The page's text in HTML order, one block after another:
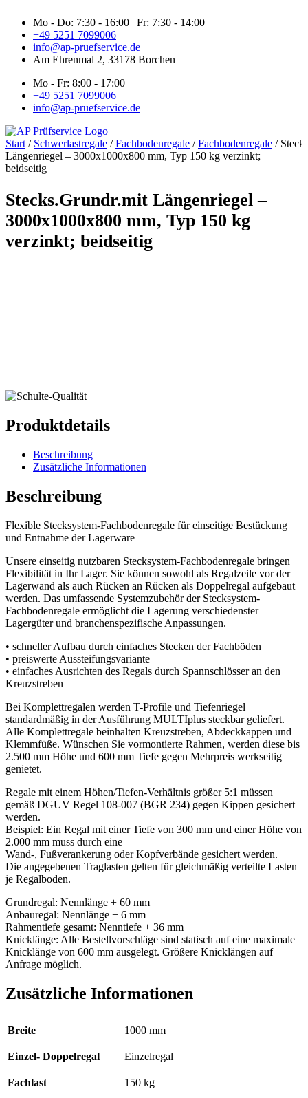
Inhalt
springen
Mo - Do: 7:30 - 16:00 | Fr: 7:30 - 14:00
+49 5251 7099006
info@ap-pruefservice.de
Am Ehrenmal 2, 33178 Borchen
Mo - Fr: 8:00 - 17:00
+49 5251 7099006
info@ap-pruefservice.de
Start / Schwerlastregale /Fachbodenregale /Fachbodenregale /
Längenriegel – 3000x1000x800 mm, Typ 150 kg verzinkt;
beidseitig
Stecks.Grundr.mit Längenriegel –
3000x1000x800 mm, Typ 150 kg
verzinkt; beidseitig
Produktdetails
Beschreibung
Zusätzliche Informationen
Beschreibung
Flexible Stecksystem-Fachbodenregale für einseitige Bestückung
und Entnahme der Lagerware
Unsere einseitig nutzbaren Stecksystem-Fachbodenregale bringen
Flexibilität in Ihr Lager. Sie können sowohl als Regalzeile vor der
Lagerwand als auch Rücken an Rücken als Doppelregal aufgebaut
werden. Das umfassende Systemzubehör der Stecksystem-
Fachbodenregale ermöglicht die Lagerung verschiedenster
Lagergüter und branchenspezifische Anpassungen.
• schneller Aufbau durch einfaches Stecken der Fachböden
• preiswerte Aussteifungsvariante
• einfaches Ausrichten des Regals durch Spannschlösser an den
Kreuzstreben
Bei Komplettregalen werden T-Profile und Tiefenriegel
standardmäßig in der Ausführung MULTIplus steckbar geliefert.
Alle Komplettregale beinhalten Kreuzstreben, Abdeckkappen und
Klemmfüße. Wünschen Sie vormontierte Rahmen, werden diese bis
2.500 mm Höhe und 600 mm Tiefe gegen Mehrpreis werkseitig
genietet.
Regale mit einem Höhen/Tiefen-Verhältnis größer 5:1 müssen
gemäß DGUV Regel 108-007 (BGR 234) gegen Kippen gesichert
werden.
Beispiel: Ein Regal mit einer Tiefe von 300 mm und einer Höhe von
2.000 mm muss durch eine
Wand-, Fußverankerung oder Kopfverbände gesichert werden.
Die angegebenen Traglasten gelten für gleichmäßig verteilte Lasten
je Regalboden.
Grundregal: Nennlänge + 60 mm
Anbauregal: Nennlänge + 6 mm
Rahmentiefe gesamt: Nenntiefe + 36 mm
Knicklänge: Alle Bestellvorschläge sind statisch auf eine maximale
Knicklänge von 600 mm ausgelegt. Größere Knicklängen auf
Anfrage möglich.
Zusätzliche Informationen
Breite 1000 mm
Einzel- Doppelregal Einzelregal
Fachlast 150 kg